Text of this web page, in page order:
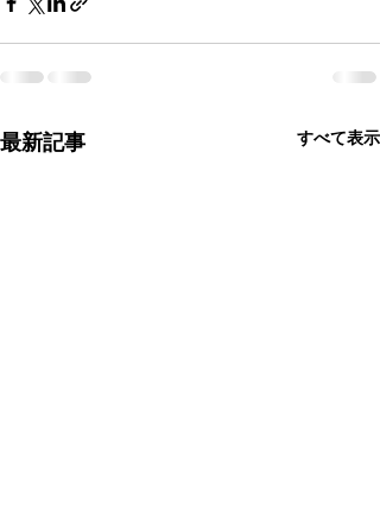
最新記事 すべて表示